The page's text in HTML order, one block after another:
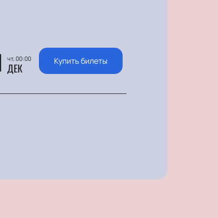
чт, 00:00
ДЕК Купить билеты